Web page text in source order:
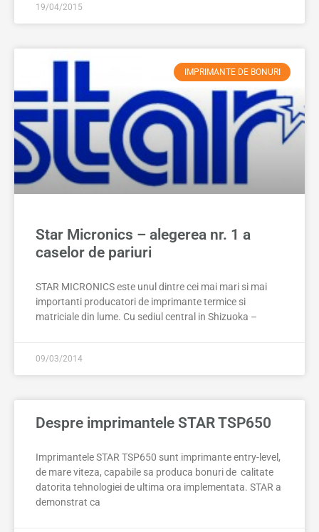
19/04/2015
IMPRIMANTE DE BONURI
Star Micronics – alegerea nr. 1 a
caselor de pariuri
STAR MICRONICS este unul dintre cei mai mari si mai
importanti producatori de imprimante termice si
matriciale din lume. Cu sediul central in Shizuoka –
09/03/2014
Despre imprimantele STAR TSP650
Imprimantele STAR TSP650 sunt imprimante entry-level,
de mare viteza, capabile sa produca bonuri de calitate
datorita tehnologiei de ultima ora implementata. STAR a
demonstrat ca